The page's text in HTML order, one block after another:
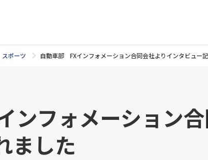
スポーツ 自動車部 FXインフォメーション合同会社よりインタビュー
フォメーション
ました